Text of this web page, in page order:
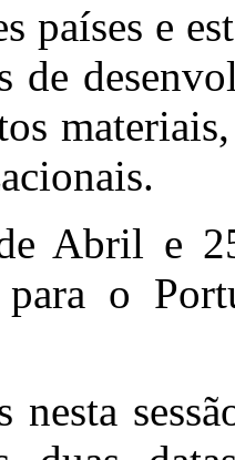
e
de
e 25 de
para o
sessão